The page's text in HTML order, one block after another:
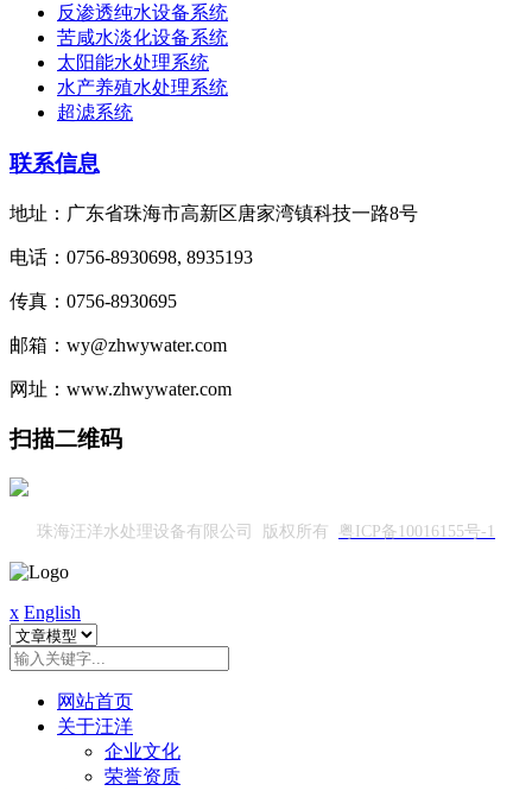
反渗透纯水设备系统
苦咸水淡化设备系统
太阳能水处理系统
水产养殖水处理系统
超滤系统
联系信息
地址：广东省珠海市高新区唐家湾镇科技一路8号
电话：0756-8930698, 8935193
传真：0756-8930695
邮箱：wy@zhwywater.com
网址：www.zhwywater.com
扫描二维码
珠海汪洋水处理设备有限公司 版权所有 粤ICP备10016155号-1
x English
网站首页
关于汪洋
企业文化
荣誉资质